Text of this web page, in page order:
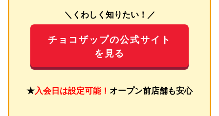
＼くわしく知りたい！／
チョコザップの公式サイト
を見る
★入会日は設定可能！ オープン前店舗も安心